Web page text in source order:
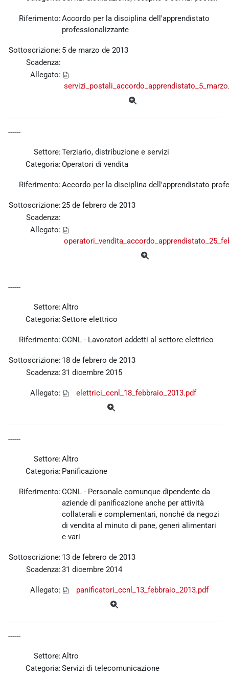
Riferimento:Accordo per la disciplina dell'apprendistato
professionalizzante
Sottoscrizione: 5 de marzo de 2013
Scadenza:
Allegato:
------
Settore:Terziario, distribuzione e servizi
Categoria:Operatori di vendita
Riferimento:Accordo per la disciplina dell'apprendistato
Sottoscrizione:25 de febrero de 2013
Scadenza:
Allegato:
------
Settore:Altro
Categoria:Settore elettrico
Riferimento:CCNL - Lavoratori addetti al settore elettrico
Sottoscrizione: 18 de febrero de 2013
Scadenza:31 dicembre 2015
Allegato: elettrici_ccnl_18_febbraio_2013.pdf
------
Settore:Altro
Categoria: Panificazione
Riferimento:CCNL - Personale comunque dipendente da
aziende di panificazione anche per attività
collaterali e complementari, nonché da negozi
di vendita al minuto di pane, generi alimentari
e vari
Sottoscrizione: 13 de febrero de 2013
Scadenza:31 dicembre 2014
Allegato: panificatori_ccnl_13_febbraio_2013.pdf
------
Settore:Altro
Categoria:Servizi di telecomunicazione